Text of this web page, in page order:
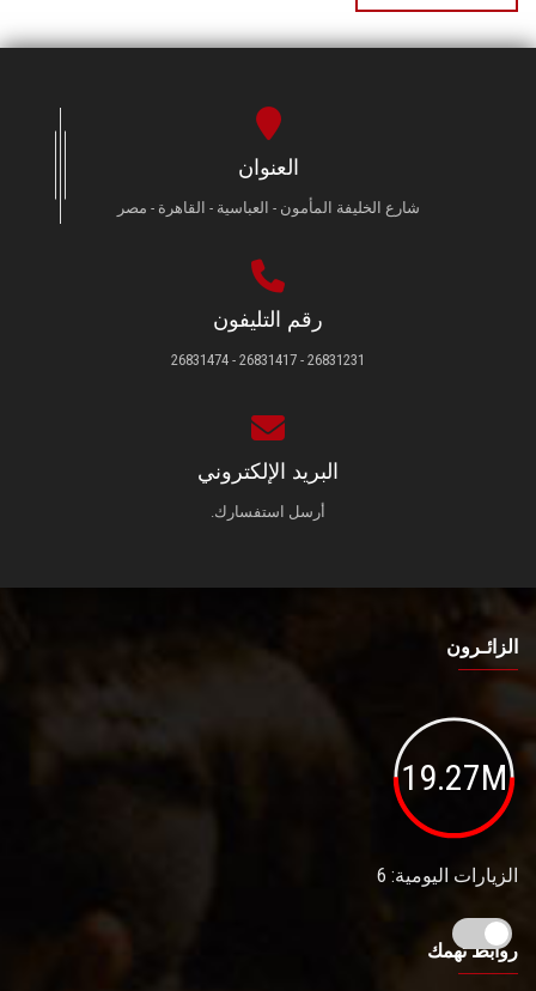
العنوان
شارع الخليفة المأمون - العباسية - القاهرة - مصر
رقم التليفون
26831231 - 26831417 - 26831474
البريد الإلكتروني
أرسل استفسارك.
الزائـرون
19.27M
الزيارات اليومية: 6
روابط تهمك